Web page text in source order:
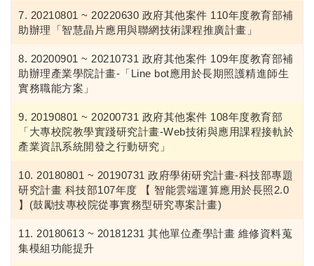
20210801 ~ 20220630 政府其他案件 110年度教育部補
助辦理「智慧晶片應用與聯網技術課程推廣計畫」
20200901 ~ 20210731 政府其他案件 109年度教育部補
助辦理產業學院計畫-「Line bot應用於長期照護精進師生
實務職能方案」
20190801 ~ 20200731 政府其他案件 108年度教育部
「大專校院教學實踐研究計畫-Web技術與應用課程接軌於
產業資訊系統開發之行動研究」
20180801 ~ 20190731 政府學術研究計畫-科技部專題
研究計畫 科技部107年度 【 智能雲端運算應用於長照2.0
】(鼓勵技專校院從事實務型研究專案計畫)
20180613 ~ 20181231 其他單位產學計畫 維修資料蒐
集模組功能提升